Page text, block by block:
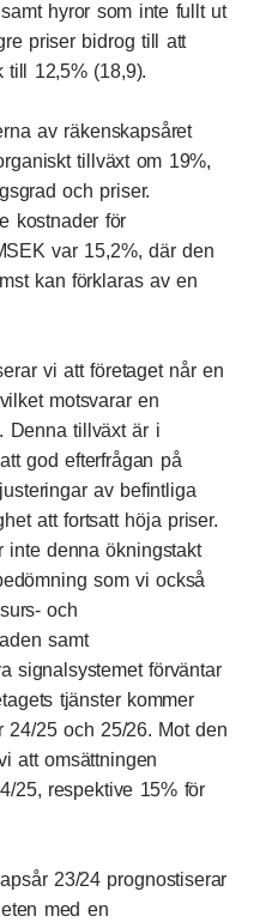
hyror som inte fullt ut
priser bidrog till att
till 12,5% (18,9).
av räkenskapsåret
tillväxt om 19%,
och priser.
kostnader för
var 15,2%, där den
kan förklaras av en
vi att företaget når en
motsvarar en
Denna tillväxt är i
god efterfrågan på
av befintliga
att fortsatt höja priser.
inte denna ökningstakt
som vi också
och
samt
signalsystemet förväntar
tjänster kommer
24/25 och 25/26. Mot den
att omsättningen
25, respektive 15% för
23/24 prognostiserar
med en